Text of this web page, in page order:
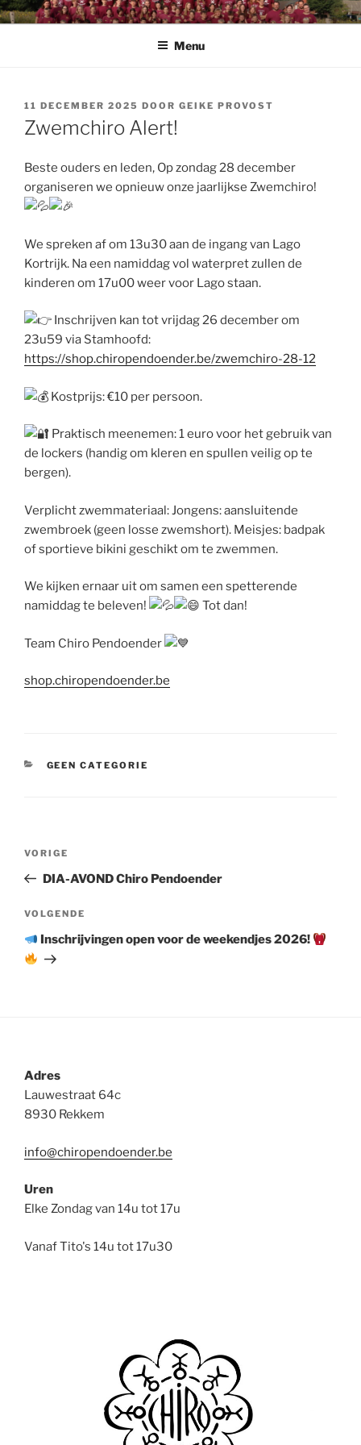
Spring
naarCHIRO PENDOENDER
Chiro Pendoender Rekkem
Menu
GEPLAATST
OP
11 DECEMBER 2025 DOOR GEIKE PROVOST
Zwemchiro Alert!
Beste ouders en leden, Op zondag 28 december
organiseren we opnieuw onze jaarlijkse Zwemchiro!
We spreken af om 13u30 aan de ingang van Lago
Kortrijk. Na een namiddag vol waterpret zullen de
kinderen om 17u00 weer voor Lago staan.
Inschrijven kan tot vrijdag 26 december om
23u59 via Stamhoofd:
https://shop.chiropendoender.be/zwemchiro-28-12
Kostprijs: €10 per persoon.
Praktisch meenemen: 1 euro voor het gebruik van
de lockers (handig om kleren en spullen veilig op te
bergen).
Verplicht zwemmateriaal: Jongens: aansluitende
zwembroek (geen losse zwemshort). Meisjes: badpak
of sportieve bikini geschikt om te zwemmen.
We kijken ernaar uit om samen een spetterende
namiddag te beleven!
Tot dan!
Team Chiro Pendoender
shop.chiropendoender.be
CATEGORIEËN
GEEN CATEGORIE
Vorig
bericht
VORIGE
DIA-AVOND Chiro Pendoender
Volgend
bericht
VOLGENDE
Inschrijvingen open voor de weekendjes 2026!
Adres
Lauwestraat 64c
8930 Rekkem
info@chiropendoender.be
Uren
Elke Zondag van 14u tot 17u
Vanaf Tito's 14u tot 17u30